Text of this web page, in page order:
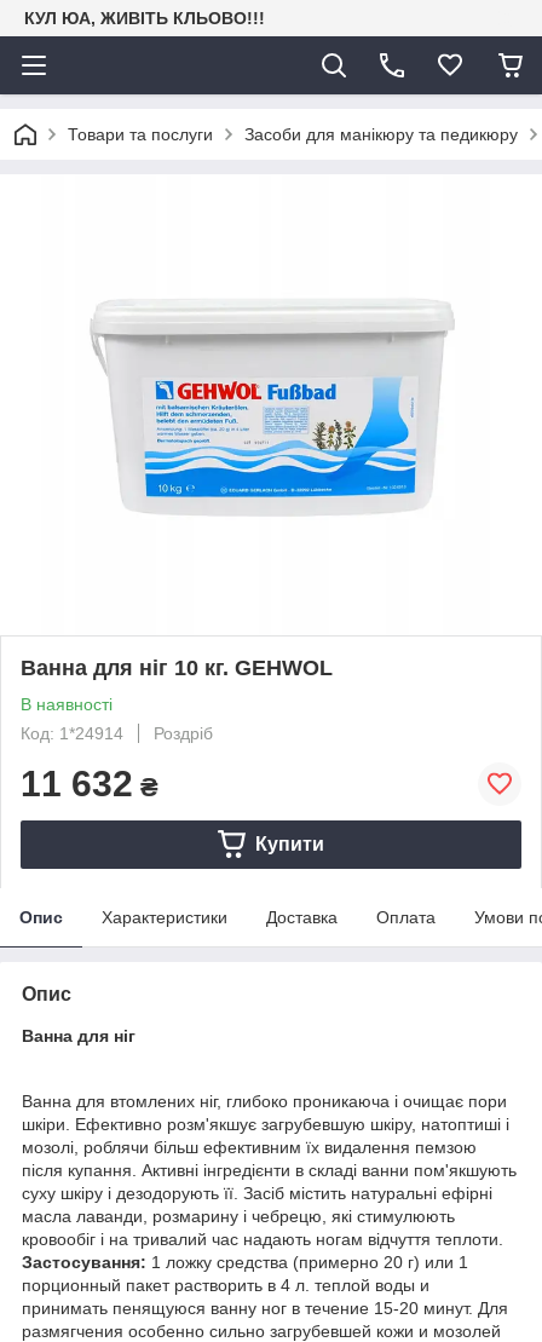
КУЛ ЮА, ЖИВІТЬ КЛЬОВО!!!
Товари та послуги Засоби для манікюру та педикюру
Ванна для ніг 10 кг. GEHWOL
В наявності
Код: 1*24914
Роздріб
11 632 ₴
Купити
Опис Характеристики Доставка Оплата Умови
Опис
Ванна для ніг
Ванна для втомлених ніг, глибоко проникаюча і очищає пори
шкіри. Ефективно розм'якшує загрубевшую шкіру, натоптиші і
мозолі, роблячи більш ефективним їх видалення пемзою
після купання. Активні інгредієнти в складі ванни пом'якшують
суху шкіру і дезодорують її. Засіб містить натуральні ефірні
масла лаванди, розмарину і чебрецю, які стимулюють
кровообіг і на тривалий час надають ногам відчуття теплоти.
Застосування: 1 ложку средства (примерно 20 г) или 1
порционный пакет растворить в 4 л. теплой воды и
принимать пенящуюся ванну ног в течение 15-20 минут. Для
размягчения особенно сильно загрубевшей кожи и мозолей